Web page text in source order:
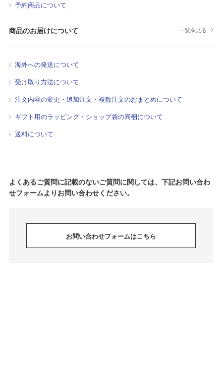
予約商品について
商品のお届けについて 一覧を見る
海外への発送について
受け取り方法について
注文内容の変更・追加注文・複数注文のおまとめについて
ギフト用のラッピング・ショップ袋の同梱について
送料について
よくあるご質問に記載のないご質問に関しては、下記お問い合わ
せフォームよりお問い合わせください。
お問い合わせフォームはこちら